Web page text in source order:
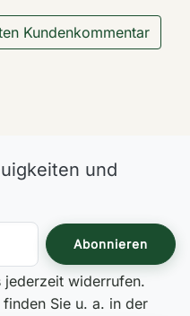
Kundenkommentar
und
jederzeit widerrufen.
Sie u. a. in der